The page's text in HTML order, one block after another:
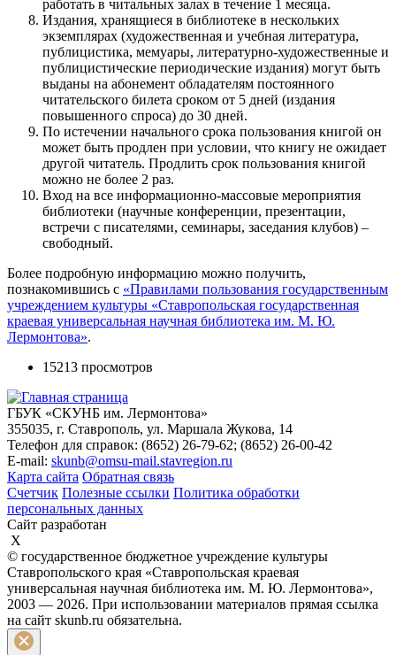
работать в читальных залах в течение 1 месяца.
Издания, хранящиеся в библиотеке в нескольких
экземплярах (художественная и учебная литература,
публицистика, мемуары, литературно-художественные и
публицистические периодические издания) могут быть
выданы на абонемент обладателям постоянного
читательского билета сроком от 5 дней (издания
повышенного спроса) до 30 дней.
По истечении начального срока пользования книгой он
может быть продлен при условии, что книгу не ожидает
другой читатель. Продлить срок пользования книгой
можно не более 2 раз.
Вход на все информационно-массовые мероприятия
библиотеки (научные конференции, презентации,
встречи с писателями, семинары, заседания клубов) –
свободный.
Более подробную информацию можно получить,
познакомившись с «Правилами пользования государственным
учреждением культуры «Ставропольская государственная
краевая универсальная научная библиотека им. М. Ю.
Лермонтова».
15213 просмотров
ГБУК «СКУНБ им. Лермонтова»
355035, г. Ставрополь, ул. Маршала Жукова, 14
Телефон для справок: (8652) 26-79-62; (8652) 26-00-42
E-mail: skunb@omsu-mail.stavregion.ru
Карта сайта Обратная связь
Счетчик Полезные ссылки Политика обработки
персональных данных
Сайт разработан
X
© государственное бюджетное учреждение культуры
Ставропольского края «Ставропольская краевая
универсальная научная библиотека им. М. Ю. Лермонтова»,
2003 — 2026. При использовании материалов прямая ссылка
на сайт skunb.ru обязательна.